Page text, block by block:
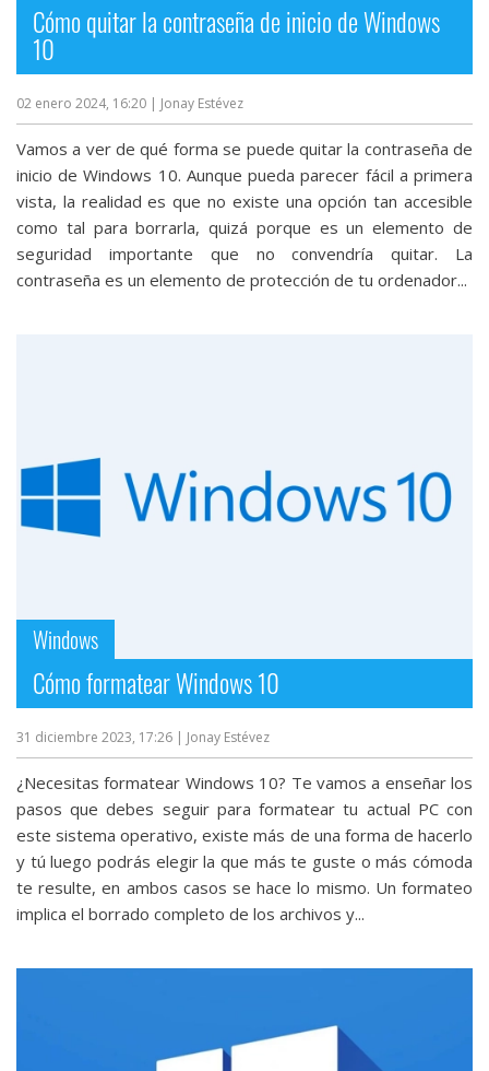
Cómo quitar la contraseña de inicio de Windows
10
02 enero 2024, 16:20 | Jonay Estévez
Vamos a ver de qué forma se puede quitar la contraseña de
inicio de Windows 10. Aunque pueda parecer fácil a primera
vista, la realidad es que no existe una opción tan accesible
como tal para borrarla, quizá porque es un elemento de
seguridad importante que no convendría quitar. La
contraseña es un elemento de protección de tu ordenador...
Windows
Cómo formatear Windows 10
31 diciembre 2023, 17:26 | Jonay Estévez
¿Necesitas formatear Windows 10? Te vamos a enseñar los
pasos que debes seguir para formatear tu actual PC con
este sistema operativo, existe más de una forma de hacerlo
y tú luego podrás elegir la que más te guste o más cómoda
te resulte, en ambos casos se hace lo mismo. Un formateo
implica el borrado completo de los archivos y...